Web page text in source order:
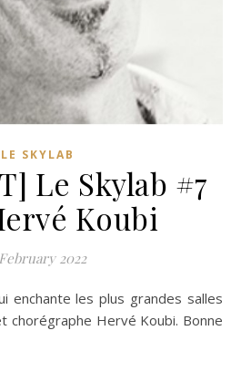
LE SKYLAB
Le Skylab #7
Koubi
2022
chorégraphe Hervé Koubi. Bonne